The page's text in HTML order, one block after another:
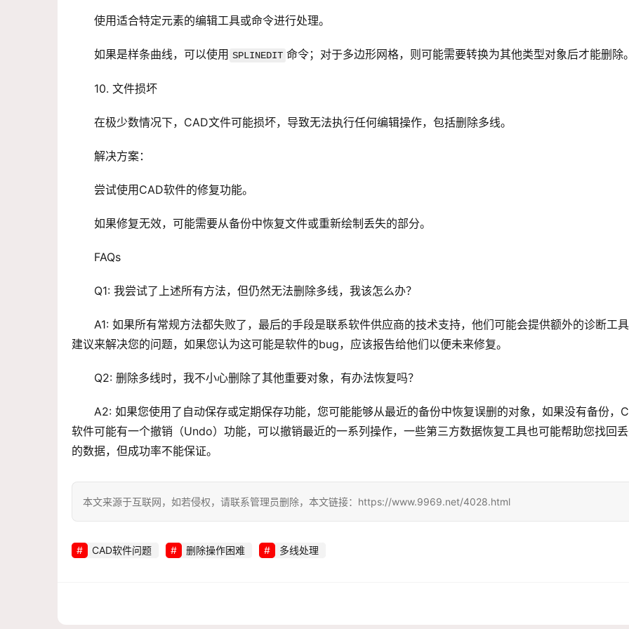
使用适合特定元素的编辑工具或命令进行处理。
如果是样条曲线，可以使用 SPLINEDIT 命令；对于多边形网格，则可能需要转换为其他类型对象后才能删除
10. 文件损坏
在极少数情况下，CAD文件可能损坏，导致无法执行任何编辑操作，包括删除多线。
解决方案：
尝试使用CAD软件的修复功能。
如果修复无效，可能需要从备份中恢复文件或重新绘制丢失的部分。
FAQs
Q1: 我尝试了上述所有方法，但仍然无法删除多线，我该怎么办？
A1: 如果所有常规方法都失败了，最后的手段是联系软件供应商的技术支持，他们可能会提供额外的诊断工
建议来解决您的问题，如果您认为这可能是软件的bug，应该报告给他们以便未来修复。
Q2: 删除多线时，我不小心删除了其他重要对象，有办法恢复吗？
A2: 如果您使用了自动保存或定期保存功能，您可能能够从最近的备份中恢复误删的对象，如果没有备份，
软件可能有一个撤销（Undo）功能，可以撤销最近的一系列操作，一些第三方数据恢复工具也可能帮助您找回
的数据，但成功率不能保证。
本文来源于互联网，如若侵权，请联系管理员删除，本文链接：https://www.9969.net/4028.html
CAD软件问题 删除操作困难 多线处理